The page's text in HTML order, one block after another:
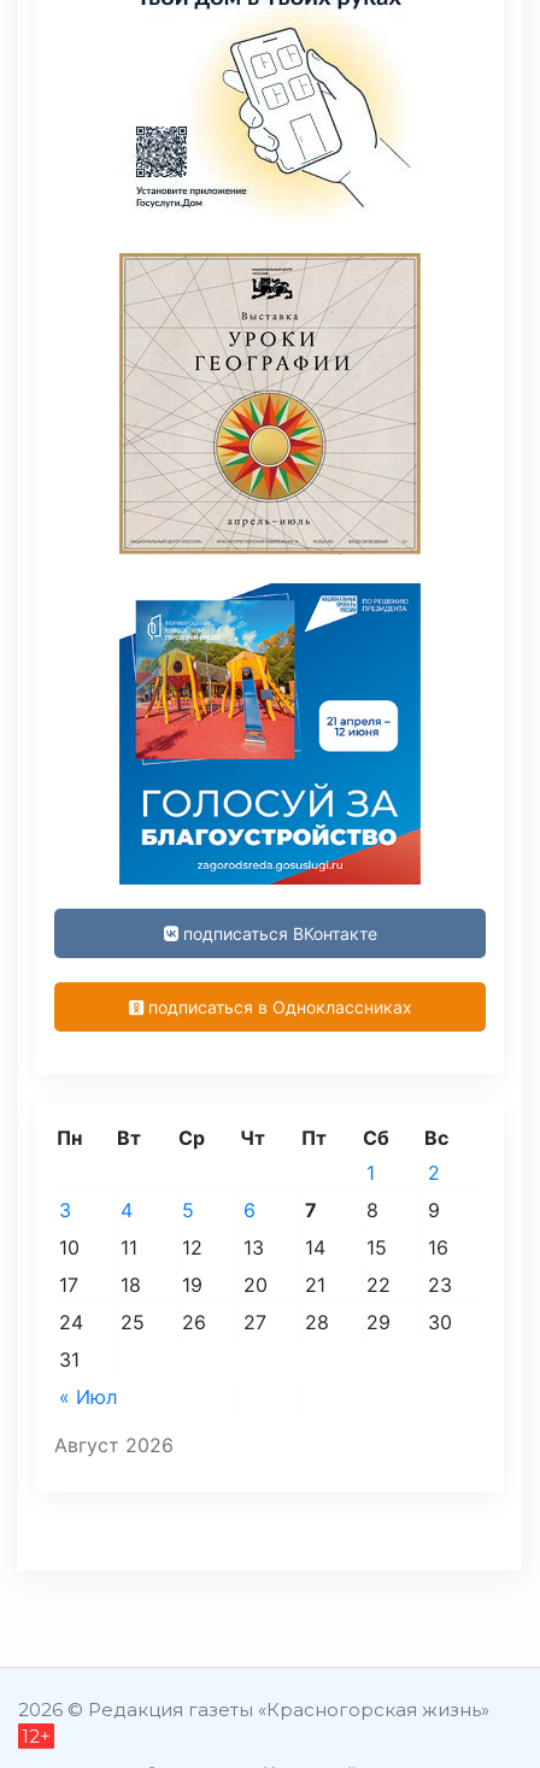
подписаться ВКонтакте
подписаться в Одноклассниках
Август 2026
Пн Вт Ср Чт Пт Сб Вс
« Июл
1
2
3
4 5 6 7 8
9
10
11 12 13 14 15
16
17
18 19 20 21 22
23
24
25 26 27 28 29
30
31
2026 © Редакция газеты «Красногорская жизнь»
12+